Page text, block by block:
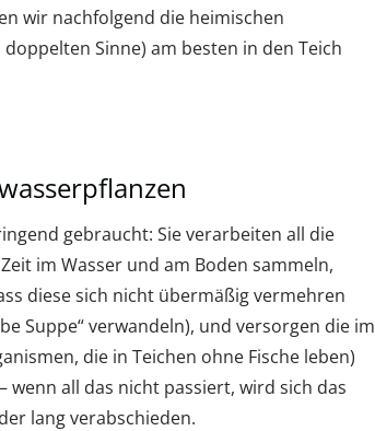
wir nachfolgend die heimischen
Sinne) am besten in den Teich
gebraucht: Sie verarbeiten all die
im Wasser und am Boden sammeln,
diese sich nicht übermäßig vermehren
Suppe“ verwandeln), und versorgen die im
die in Teichen ohne Fische leben)
wenn all das nicht passiert, wird sich das
lang verabschieden.